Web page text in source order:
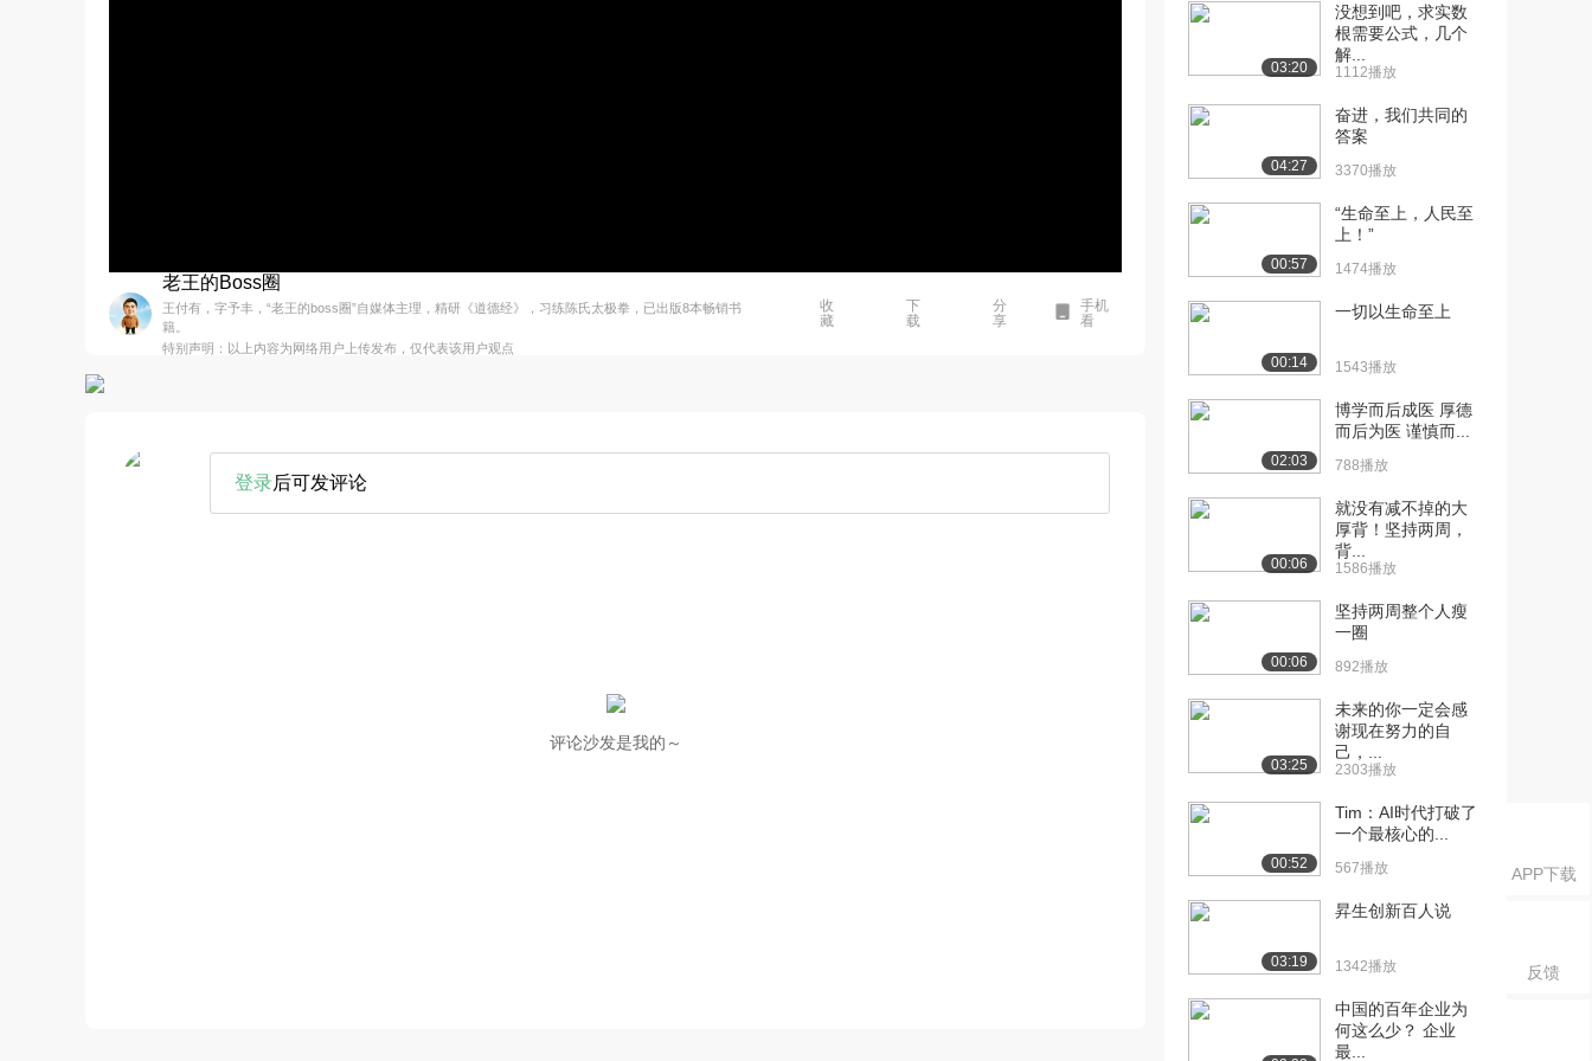
APP下载
反馈
老王的Boss圈
王付有，字予丰，“老王的boss圈”自媒体主理，精研《道德经》，习练陈氏太极拳，已出版8本畅销书
籍。
特别声明：以上内容为网络用户上传发布，仅代表该用户观点
收
藏
下
载
分
享
手机
看
登录后可发评论
评论沙发是我的～
03:20
没想到吧，求实数
根需要公式，几个
解...
1112播放
04:27
奋进，我们共同的
答案
3370播放
00:57
“生命至上，人民至
上！”
1474播放
00:14
一切以生命至上
1543播放
02:03
博学而后成医 厚德
而后为医 谨慎而...
788播放
00:06
就没有减不掉的大
厚背！坚持两周，
背...
1586播放
00:06
坚持两周整个人瘦
一圈
892播放
03:25
未来的你一定会感
谢现在努力的自
己，...
2303播放
00:52
Tim：AI时代打破了
一个最核心的...
567播放
03:19
昇生创新百人说
1342播放
中国的百年企业为
何这么少？ 企业
最...